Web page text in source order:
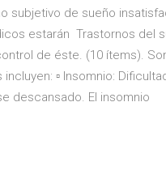
subjetivo de sueño
estarán Trastornos del
de éste. (10 ítems).
▫ Insomnio:
descansado. El insomnio